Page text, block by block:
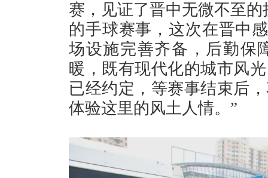
赛，见证了晋中无微不至
的手球赛事，这次在晋中
场设施完善齐备，后勤保
暖，既有现代化的城市风
已经约定，等赛事结束后
体验这里的风土人情。”